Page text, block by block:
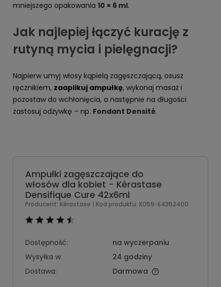
mniejszego opakowania 10 × 6 ml.
Jak najlepiej łączyć kurację z
rutyną mycia i pielęgnacji?
Najpierw umyj włosy kąpielą zagęszczającą, osusz
ręcznikiem, zaaplikuj ampułkę, wykonaj masaż i
pozostaw do wchłonięcia, a następnie na długości
zastosuj odżywkę – np. Fondant Densité.
Ampułki zagęszczające do
włosów dla kobiet - Kérastase
Densifique Cure 42x6ml
Producent: Kérastase | Kod produktu: K059-E4352400
Dostępność:
na wyczerpaniu
Wysyłka w:
24 godziny
Dostawa:
Darmowa